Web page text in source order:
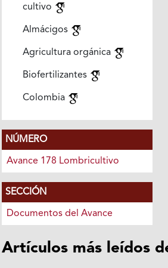
cultivo
Almácigos
Agricultura orgánica
Biofertilizantes
Colombia
NÚMERO
Avance 178 Lombricultivo
SECCIÓN
Documentos del Avance
Artículos más leídos